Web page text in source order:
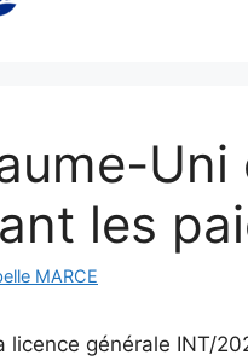
Uni
les
MARCE
licence générale INT/